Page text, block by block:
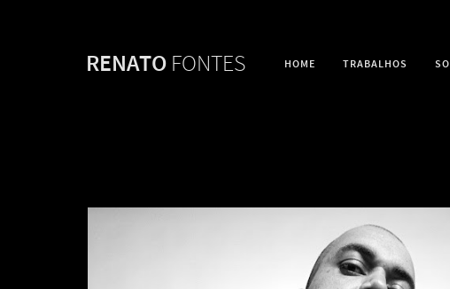
RENATO FONTES HOME TRABALHOS